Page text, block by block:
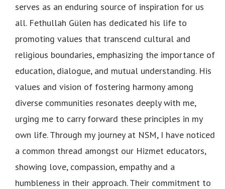
serves as an enduring source of inspiration for us
all. Fethullah Gülen has dedicated his life to
promoting values that transcend cultural and
religious boundaries, emphasizing the importance of
education, dialogue, and mutual understanding. His
values and vision of fostering harmony among
diverse communities resonates deeply with me,
urging me to carry forward these principles in my
own life. Through my journey at NSM, I have noticed
a common thread amongst our Hizmet educators,
showing love, compassion, empathy and a
humbleness in their approach. Their commitment to